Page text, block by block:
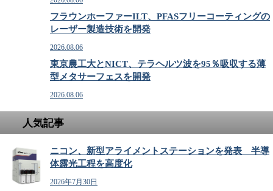
フラウンホーファーILT、PFASフリーコーティングの
レーザー製造技術を開発
2026.08.06
東京農工大とNICT、テラヘルツ波を95％吸収する薄
型メタサーフェスを開発
2026.08.06
人気記事
ニコン、新型アライメントステーションを発表 半導
体露光工程を高度化
2026年7月30日